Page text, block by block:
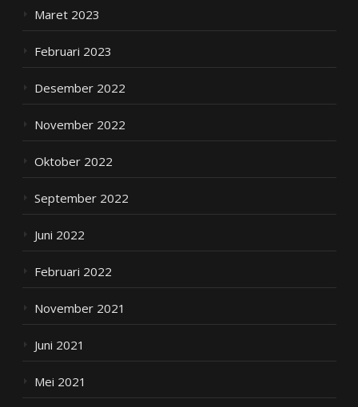
Maret 2023
Februari 2023
Desember 2022
November 2022
Oktober 2022
September 2022
Juni 2022
Februari 2022
November 2021
Juni 2021
Mei 2021